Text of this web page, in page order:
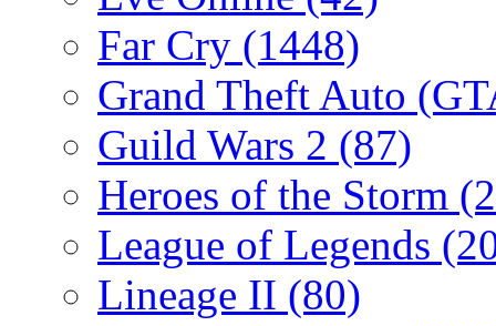
Far Cry (1448)
Grand Theft Auto
Guild Wars 2 (87)
Heroes of the Storm
League of Legends
Lineage II (80)